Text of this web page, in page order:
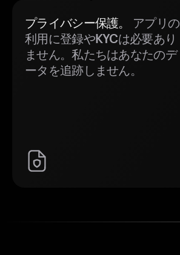
プライバシー保護。
アプリの
利用に登録やKYCは必要あり
ません。私たちはあなたのデ
ータを追跡しません。